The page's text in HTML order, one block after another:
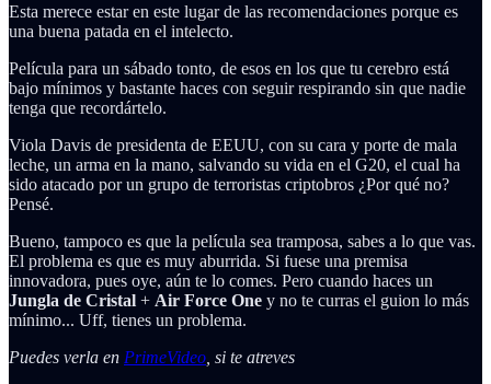
Esta merece estar en este lugar de las recomendaciones porque es
una buena patada en el intelecto.
Película para un sábado tonto, de esos en los que tu cerebro está
bajo mínimos y bastante haces con seguir respirando sin que nadie
tenga que recordártelo.
Viola Davis de presidenta de EEUU, con su cara y porte de mala
leche, un arma en la mano, salvando su vida en el G20, el cual ha
sido atacado por un grupo de terroristas criptobros ¿Por qué no?
Pensé.
Bueno, tampoco es que la película sea tramposa, sabes a lo que vas.
El problema es que es muy aburrida. Si fuese una premisa
innovadora, pues oye, aún te lo comes. Pero cuando haces un
Jungla de Cristal + Air Force One y no te curras el guion lo más
mínimo... Uff, tienes un problema.
Puedes verla en PrimeVideo , si te atreves